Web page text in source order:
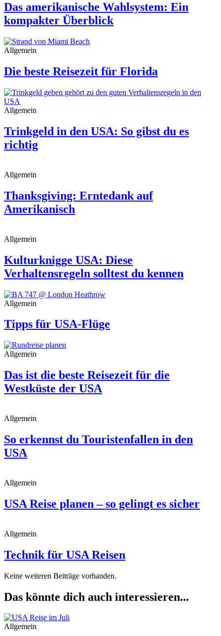
Das amerikanische Wahlsystem: Ein
kompakter Überblick
Allgemein
Die beste Reisezeit für Florida
Allgemein
Trinkgeld in den USA: So gibst du es
richtig
Allgemein
Thanksgiving: Erntedank auf
Amerikanisch
Allgemein
Kulturknigge USA: Diese
Verhaltensregeln solltest du kennen
Allgemein
Tipps für USA-Flüge
Allgemein
Das ist die beste Reisezeit für die
Westküste der USA
Allgemein
So erkennst du Touristenfallen in den
USA
Allgemein
USA Reise planen – so gelingt es sicher
Allgemein
Technik für USA Reisen
Keine weiteren Beiträge vorhanden.
Das könnte dich auch interessieren...
Allgemein